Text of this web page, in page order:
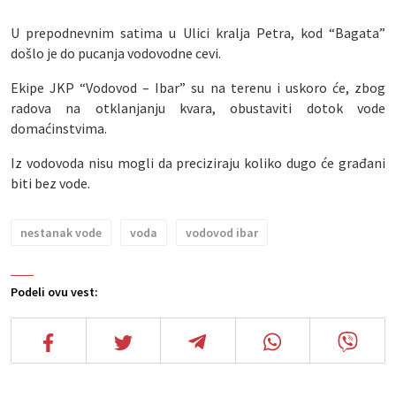
Podeli ovu vest:
U prepodnevnim satima u Ulici kralja Petra, kod “Bagata”
došlo je do pucanja vodovodne cevi.
Ekipe JKP “Vodovod – Ibar” su na terenu i uskoro će, zbog
radova na otklanjanju kvara, obustaviti dotok vode
domaćinstvima.
Iz vodovoda nisu mogli da preciziraju koliko dugo će građani
biti bez vode.
nestanak vode voda vodovod ibar